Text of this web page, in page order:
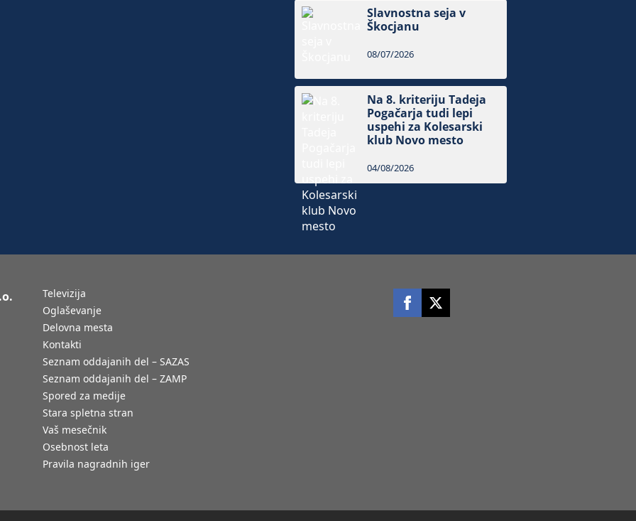
Slavnostna seja v
Škocjanu
08/07/2026
Na 8. kriteriju Tadeja
Pogačarja tudi lepi
uspehi za Kolesarski
klub Novo mesto
04/08/2026
Televizija
Oglaševanje
Delovna mesta
Kontakti
Seznam oddajanih del – SAZAS
Seznam oddajanih del – ZAMP
Spored za medije
Stara spletna stran
Vaš mesečnik
Osebnost leta
Pravila nagradnih iger